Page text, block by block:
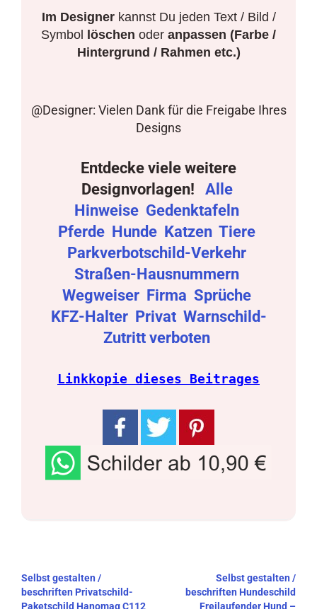
Im Designerkannst Du jeden Text / Bild /
Symbol
löschen oder anpassen (Farbe /
Hintergrund / Rahmen etc.)
@Designer: Vielen Dank für die Freigabe Ihres
Designs
Entdecke viele weitere
Designvorlagen!
Alle
Hinweise Gedenktafeln
Pferde Hunde Katzen Tiere
Parkverbotschild-Verkehr
Straßen-Hausnummern
Wegweiser Firma Sprüche
KFZ-Halter Privat Warnschild-
Zutritt verboten
Linkkopie dieses Beitrages
Beitragsnavigation
Selbst gestalten /
beschriften Privatschild-
Paketschild Hanomag C112
Selbst gestalten /
beschriften Hundeschild
Freilaufender Hund –